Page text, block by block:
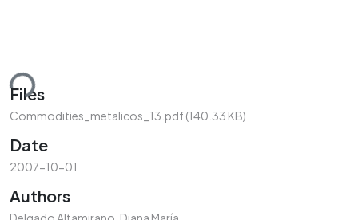
Files
Commodities_metalicos_13.pdf(140.33 KB)
Date
2007-10-01
Authors